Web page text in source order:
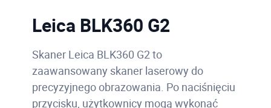
Leica BLK360 G2
Skaner Leica BLK360 G2 to
zaawansowany skaner laserowy do
precyzyjnego obrazowania. Po naciśnięciu
przycisku, użytkownicy mogą wykonać